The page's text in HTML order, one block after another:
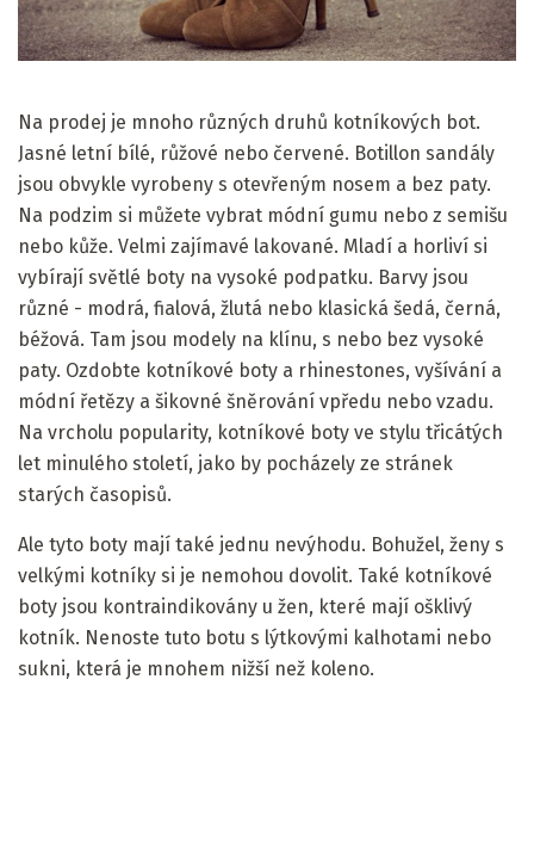
Na prodej je mnoho různých druhů kotníkových bot.
Jasné letní bílé, růžové nebo červené. Botillon sandály
jsou obvykle vyrobeny s otevřeným nosem a bez paty.
Na podzim si můžete vybrat módní gumu nebo z semišu
nebo kůže. Velmi zajímavé lakované. Mladí a horliví si
vybírají světlé boty na vysoké podpatku. Barvy jsou
různé - modrá, fialová, žlutá nebo klasická šedá, černá,
béžová. Tam jsou modely na klínu, s nebo bez vysoké
paty. Ozdobte kotníkové boty a rhinestones, vyšívání a
módní řetězy a šikovné šněrování vpředu nebo vzadu.
Na vrcholu popularity, kotníkové boty ve stylu třicátých
let minulého století, jako by pocházely ze stránek
starých časopisů.
Ale tyto boty mají také jednu nevýhodu. Bohužel, ženy s
velkými kotníky si je nemohou dovolit. Také kotníkové
boty jsou kontraindikovány u žen, které mají ošklivý
kotník. Nenoste tuto botu s lýtkovými kalhotami nebo
sukni, která je mnohem nižší než koleno.